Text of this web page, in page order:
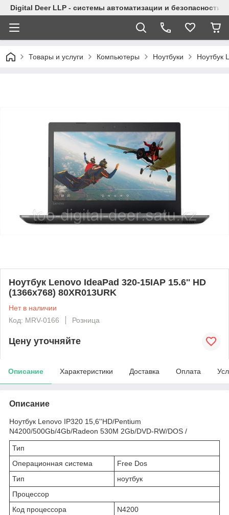
Digital Deer LLP - системы автоматизации и безопасности
Товары и услуги Компьютеры Ноутбуки Ноутбук
Ноутбук Lenovo IdeaPad 320-15IAP 15.6'' HD
(1366x768) 80XR013URK
Нет в наличии
Код: MRV-0166
Розница
Цену уточняйте
Описание Характеристики Доставка Оплата
Описание
Ноутбук Lenovo IP320 15,6''HD/Pentium
N4200/500Gb/4Gb/Radeon 530M 2Gb/DVD-RW/DOS /
Тип
Операционная система
Free Dos
Тип
ноутбук
Процессор
Код процессора
N4200